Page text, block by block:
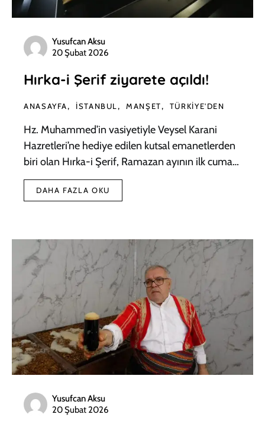
Yusufcan Aksu
20 Şubat 2026
Hırka-i Şerif ziyarete açıldı!
ANASAYFA İSTANBUL MANŞET TÜRKIYE'DEN
Hz. Muhammed’in vasiyetiyle Veysel Karani
Hazretleri’ne hediye edilen kutsal emanetlerden
biri olan Hırka-i Şerif, Ramazan ayının ilk cuma…
DAHA FAZLA OKU
Yusufcan Aksu
20 Şubat 2026